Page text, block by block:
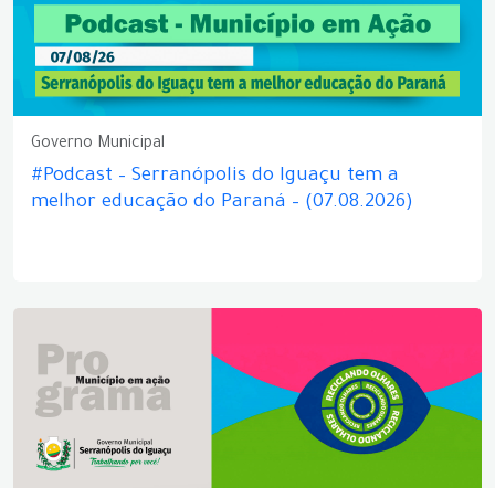
Governo Municipal
#Podcast – Serranópolis do Iguaçu tem a
melhor educação do Paraná – (07.08.2026)